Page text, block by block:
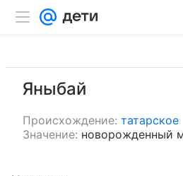
Яныбай
Происхождение: татарское
Значение: новорожденный